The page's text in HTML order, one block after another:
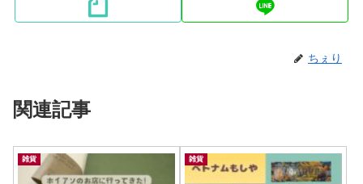
ちぇり
関連記事
雑貨 雑貨